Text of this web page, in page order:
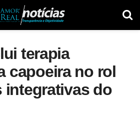
terapia
capoeira no rol
integrativas do